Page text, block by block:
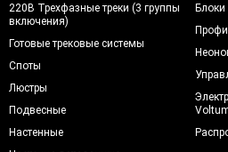
220В Трехфазные треки (3 группы
включения)
Готовые трековые системы
Споты
Люстры
Подвесные
Настенные
Блоки